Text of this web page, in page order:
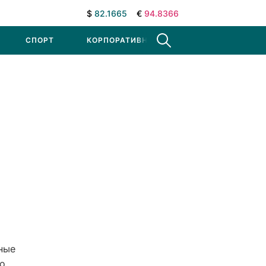
$ 82.1665 € 94.8366
СПОРТ КОРПОРАТИВНЫЕ НОВОСТИ